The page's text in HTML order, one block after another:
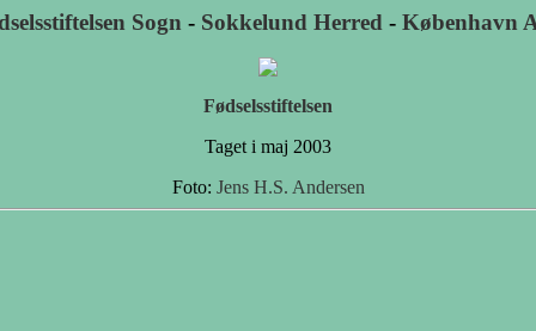
Sogn - Sokkelund Herred - København
Fødselsstiftelsen
Taget i maj 2003
Foto: Jens H.S. Andersen